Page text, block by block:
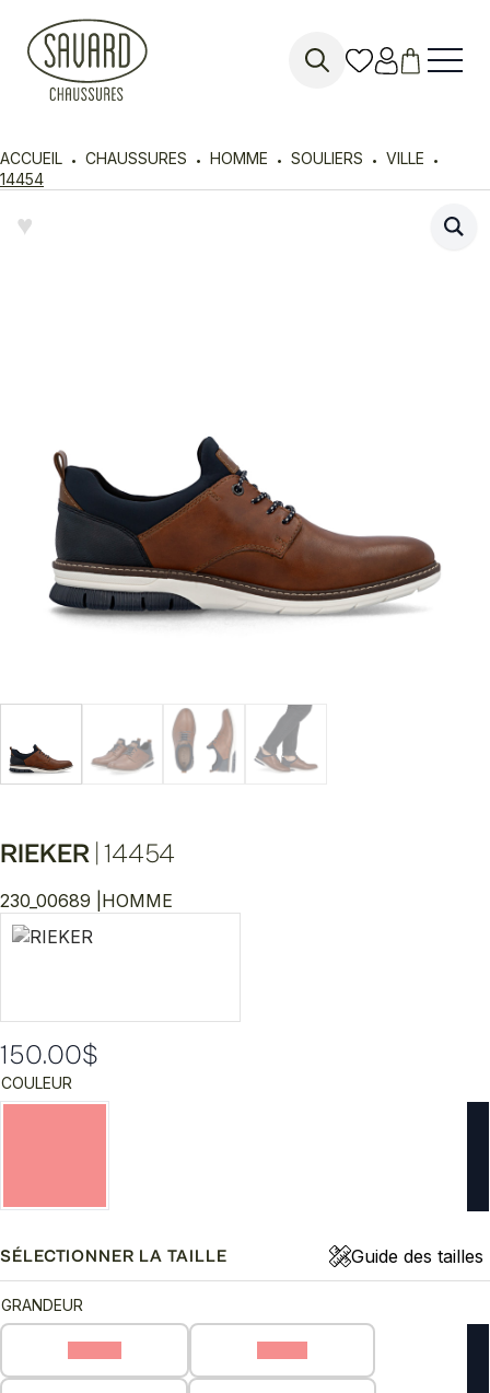
ACCUEIL CHAUSSURES HOMME SOULIERS
VILLE
14454
♥︎
RIEKER 14454
230_00689 | HOMME
150.00$
COULEUR
SÉLECTIONNER LA TAILLE Guide des tailles
GRANDEUR